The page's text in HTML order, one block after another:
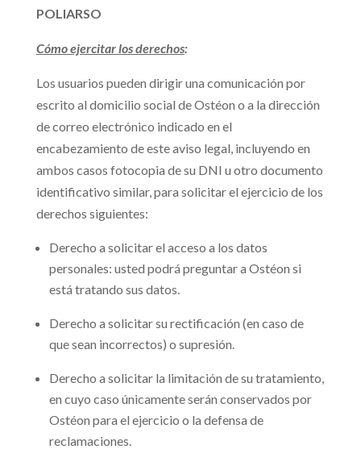
POLIARSO
Cómo ejercitar los derechos:
Los usuarios pueden dirigir una comunicación por
escrito al domicilio social de Ostéon o a la dirección
de correo electrónico indicado en el
encabezamiento de este aviso legal, incluyendo en
ambos casos fotocopia de su DNI u otro documento
identificativo similar, para solicitar el ejercicio de los
derechos siguientes:
Derecho a solicitar el acceso a los datos
personales: usted podrá preguntar a Ostéon si
está tratando sus datos.
Derecho a solicitar su rectificación (en caso de
que sean incorrectos) o supresión.
Derecho a solicitar la limitación de su tratamiento,
en cuyo caso únicamente serán conservados por
Ostéon para el ejercicio o la defensa de
reclamaciones.